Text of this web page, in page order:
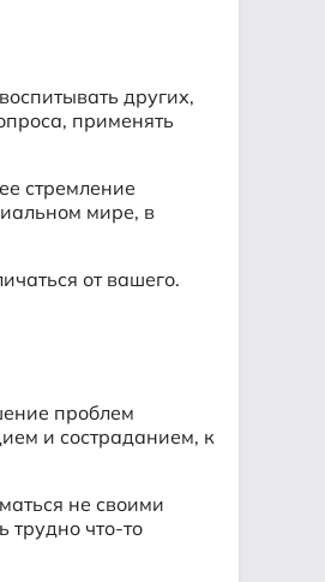
других,
применять
стремление
мире, в
от вашего.
проблем
и состраданием, к
не своими
трудно что-то